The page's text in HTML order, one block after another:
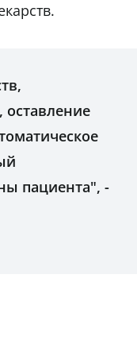
оставление
пациента", -